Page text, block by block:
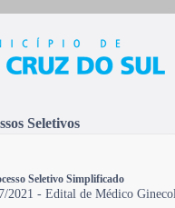
Seletivos
Seletivo Simplificado
2021 - Edital de Médico